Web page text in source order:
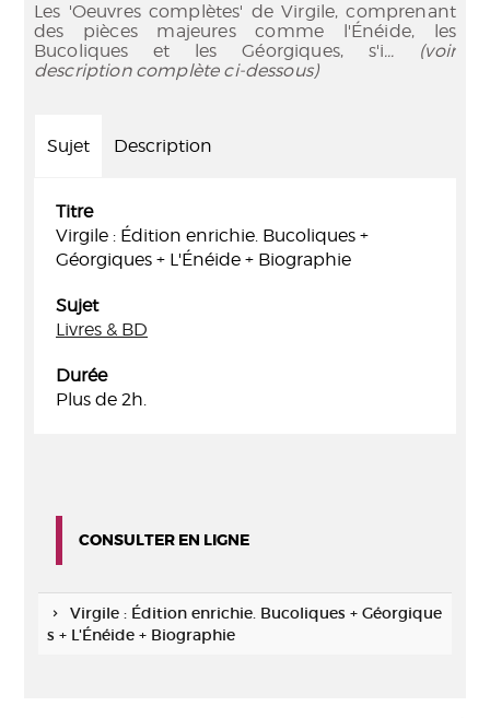
Les 'Oeuvres complètes' de Virgile, comprenant
des pièces majeures comme l'Énéide, les
Bucoliques et les Géorgiques, s'i... (voir
description complète ci-dessous)
Sujet Description
Titre
Virgile : Édition enrichie. Bucoliques +
Géorgiques + L'Énéide + Biographie
Sujet
Livres & BD
Durée
Plus de 2h.
CONSULTER EN LIGNE
Virgile : Édition enrichie. Bucoliques + Géorgique
s + L'Énéide + Biographie